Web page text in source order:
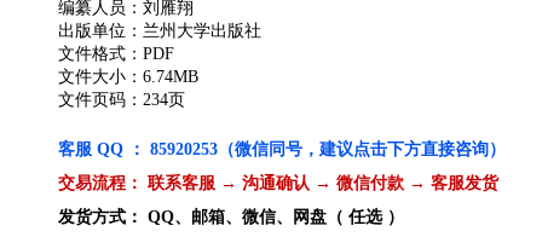
编纂人员：刘雁翔
出版单位：兰州大学出版社
文件格式：PDF
文件大小：6.74MB
文件页码：234页
客服 QQ ： 85920253（微信同号，建议点击下方直接咨询）
交易流程： 联系客服 → 沟通确认 → 微信付款 → 客服发货
发货方式： QQ、邮箱、微信、网盘（ 任选 ）